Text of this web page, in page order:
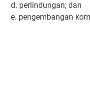
d. perlindungan; dan
e. pengembangan